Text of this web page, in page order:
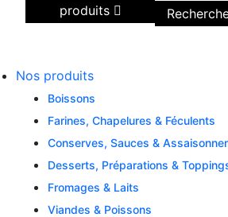
produits
Nos produits
Boissons
Farines, Chapelures & Féculents
Conserves, Sauces &
Desserts, Préparations &
Fromages & Laits
Viandes & Poissons